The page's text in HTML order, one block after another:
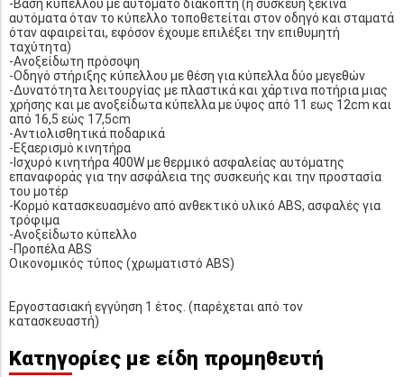
-Βάση κυπέλλου με αυτόματο διακόπτη (η συσκευή ξεκινά
αυτόματα όταν το κύπελλο τοποθετείται στον οδηγό και σταματά
όταν αφαιρείται, εφόσον έχουμε επιλέξει την επιθυμητή
ταχύτητα)
-Ανοξείδωτη πρόσοψη
-Οδηγό στήριξης κύπελλου με θέση για κύπελλα δύο μεγεθών
-Δυνατότητα λειτουργίας με πλαστικά και χάρτινα ποτήρια μιας
χρήσης και με ανοξείδωτα κύπελλα με ύψος από 11 εως 12cm και
από 16,5 εώς 17,5cm
-Αντιολισθητικά ποδαρικά
-Εξαερισμό κινητήρα
-Ισχυρό κινητήρα 400W με θερμικό ασφαλείας αυτόματης
επαναφοράς για την ασφάλεια της συσκευής και την προστασία
του μοτέρ
-Κορμό κατασκευασμένο από ανθεκτικό υλικό ABS, ασφαλές για
τρόφιμα
-Ανοξείδωτο κύπελλο
-Προπέλα ABS
Οικονομικός τύπος (χρωματιστό ABS)
Εργοστασιακή εγγύηση 1 έτος. (παρέχεται από τον
κατασκευαστή)
Κατηγορίες με είδη προμηθευτή